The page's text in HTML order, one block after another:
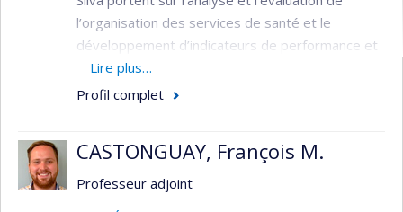
l’organisation des services de santé et le
développement d’indicateurs de performance et
de qualité. Elle s’intéresse plus particulièrement à
l’évolution de l’organisation des services de
s’intéresse également aux effets des politiques
de santé liées à l’organisation des services de
Lire plus…
Profil complet
CASTONGUAY, François M.
Professeur adjoint